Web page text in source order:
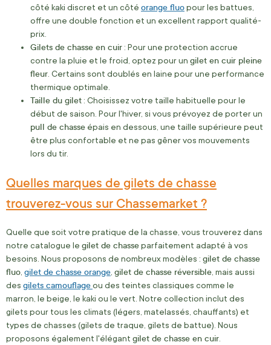
côté kaki discret et un côté orange fluopour les battues,
offre une double fonction et un excellent rapport qualité-
prix.
Gilets de chasse en cuir : Pour une protection accrue
contre la pluie et le froid, optez pour un gilet en cuir pleine
fleur . Certains sont doublés en laine pour une performance
thermique optimale.
Taille du gilet : Choisissez votre taille habituelle pour le
début de saison. Pour l'hiver, si vous prévoyez de porter un
pull de chasse épais en dessous, une taille supérieure peut
être plus confortable et ne pas gêner vos mouvements
lors du tir.
Quelles marques de gilets de chasse
trouverez-vous sur Chassemarket ?
Quelle que soit votre pratique de la chasse, vous trouverez dans
notre catalogue le gilet de chasseparfaitement adapté à vos
besoins. Nous proposons de nombreux modèles : gilet de chasse
fluo gilet de chasse orange gilet de chasse réversible , mais aussi
des gilets camouflageou des teintes classiques comme le
marron, le beige, le kaki ou le vert. Notre collection inclut des
gilets pour tous les climats (légers, matelassés, chauffants) et
types de chasses (gilets de traque, gilets de battue). Nous
proposons également l'élégant gilet de chasse en cuir